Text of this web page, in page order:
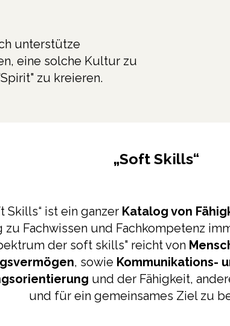
unterstütze
eine solche Kultur zu
zu kreieren.
„Soft Skills“
Skills“ ist ein ganzer Katalog von
zu Fachwissen und Fachkompetenz
der soft skills" reicht von
, sowie Kommunikations-
und der Fähigkeit,
und für ein gemeinsames Ziel zu